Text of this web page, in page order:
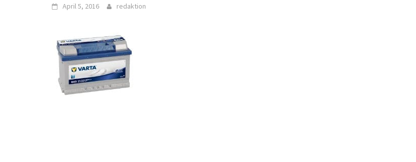
April 5, 2016 redaktion